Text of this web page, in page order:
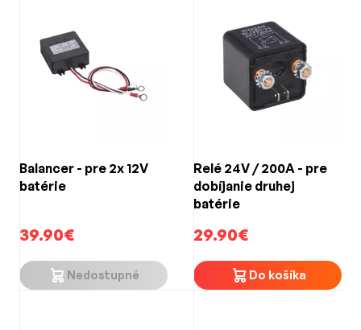
Balancer - pre 2x 12V
batérie
39.90€
Nedostupné
Relé 24V / 200A - pre
dobíjanie druhej
batérie
29.90€
Do košíka